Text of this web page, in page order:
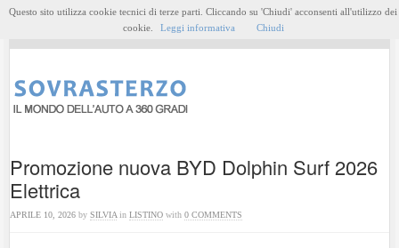
Promozione nuova BYD Dolphin Surf 2026
Elettrica
APRILE 10, 2026 bySILVIA inLISTINO with0 COMMENTS
Questo sito utilizza cookie tecnici di terze parti. Cliccando su 'Chiudi' acconsenti all'utilizzo dei
cookie.
Leggi informativa Chiudi